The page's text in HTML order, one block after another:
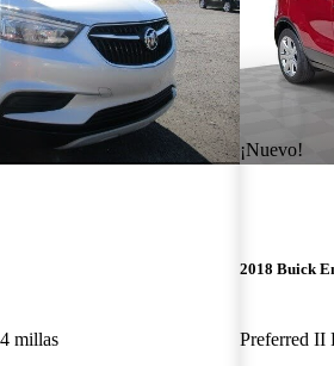
millas
¡Nuevo!
2018 Buick
Preferred II